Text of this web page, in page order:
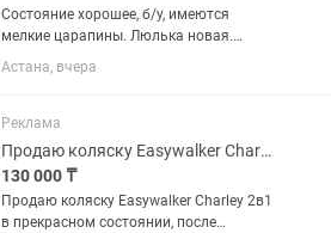
Состояние хорошее, б/у, имеются
мелкие царапины. Люлька новая.
Коляска очень удобная, маневренная.
Удобно складывается и
подарок отдам.
Астана, вчера
Реклама
Продаю коляску Easywalker Charley
130 000 ₸
Продаю коляску Easywalker Charley 2в1
в прекрасном состоянии, после